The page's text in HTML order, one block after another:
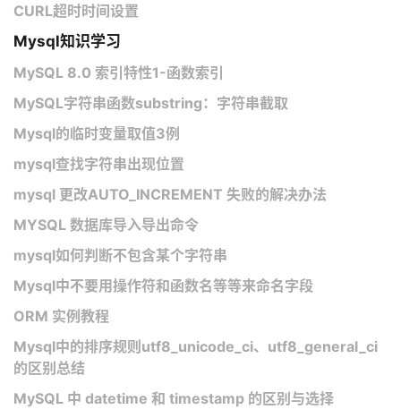
CURL超时时间设置
Mysql知识学习
MySQL 8.0 索引特性1-函数索引
MySQL字符串函数substring：字符串截取
Mysql的临时变量取值3例
mysql查找字符串出现位置
mysql 更改AUTO_INCREMENT 失败的解决办法
MYSQL 数据库导入导出命令
mysql如何判断不包含某个字符串
Mysql中不要用操作符和函数名等等来命名字段
ORM 实例教程
Mysql中的排序规则utf8_unicode_ci、utf8_general_ci
的区别总结
MySQL 中 datetime 和 timestamp 的区别与选择